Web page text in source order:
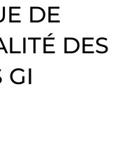
DE
DES
GI